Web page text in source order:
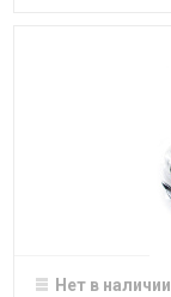
Нет в наличии